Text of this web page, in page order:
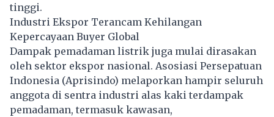
tinggi.
Industri Ekspor Terancam Kehilangan
Kepercayaan Buyer Global
Dampak pemadaman listrik juga mulai dirasakan
oleh sektor ekspor nasional. Asosiasi Persepatuan
Indonesia (Aprisindo) melaporkan hampir seluruh
anggota di sentra industri alas kaki terdampak
pemadaman, termasuk kawasan,